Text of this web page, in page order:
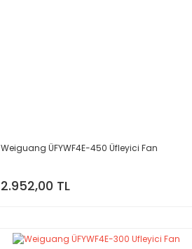
Weiguang ÜFYWF4E-450 Üfleyici Fan
2.952,00 TL